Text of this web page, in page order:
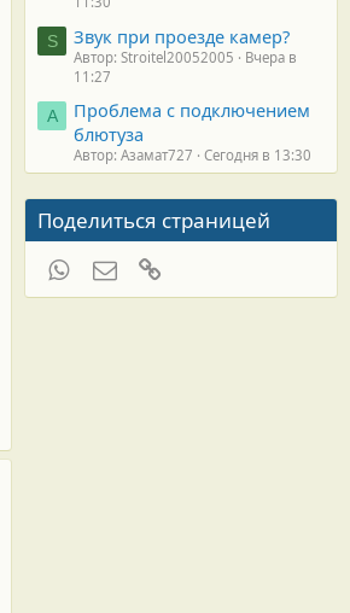
S Звук при проезде камер?
Автор: Stroitel20052005
Вчера в
11:27
А
Проблема с подключением
блютуза
Автор: Азамат727 Сегодня в 13:30
Поделиться страницей
WhatsAppЭлектронная почта